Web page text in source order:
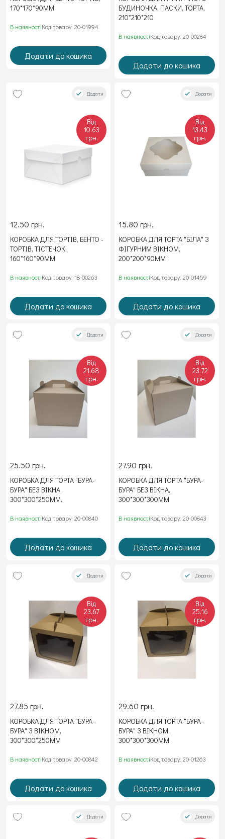
170*170*90ММ
В наявностіКод товару: 20-01994
Додати до кошика
БУДИНОЧКА, ПАСКИ, ТОРТА,
210*210*210
В наявностіКод товару: 20-00284
Додати до кошика
Додати
Від
10.63
грн.
12.50 грн.
КОРОБКА ДЛЯ ТОРТІВ, БЕНТО -
ТОРТІВ, ТІСТЕЧОК,
160*160*90ММ.
В наявностіКод товару: 18-00263
Додати до кошика
Додати
Від
13.43
грн.
15.80 грн.
КОРОБКА ДЛЯ ТОРТА "БІЛА" З
ФІГУРНИМ ВІКНОМ,
200*200*90ММ
В наявностіКод товару: 20-01459
Додати до кошика
Додати
Від
21.68
грн.
25.50 грн.
КОРОБКА ДЛЯ ТОРТА "БУРА-
БУРА" БЕЗ ВІКНА,
300*300*250ММ.
В наявностіКод товару: 20-00840
Додати до кошика
Додати
Від
23.72
грн.
27.90 грн.
КОРОБКА ДЛЯ ТОРТА "БУРА-
БУРА" БЕЗ ВІКНА,
300*300*300ММ
В наявностіКод товару: 20-00843
Додати до кошика
Додати
Від
23.67
грн.
27.85 грн.
КОРОБКА ДЛЯ ТОРТА "БУРА-
БУРА" З ВІКНОМ,
300*300*250ММ
В наявностіКод товару: 20-00842
Додати до кошика
Додати
Від
25.16
грн.
29.60 грн.
КОРОБКА ДЛЯ ТОРТА "БУРА-
БУРА" З ВІКНОМ,
300*300*300ММ.
В наявностіКод товару: 20-01263
Додати до кошика
Додати Додати